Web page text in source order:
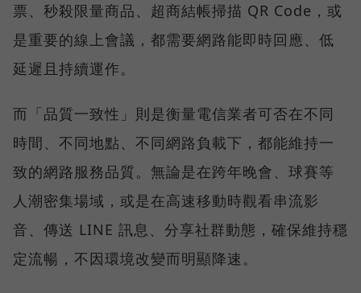
票、秒殺限量商品、超商結帳掃描 QR Code，或
是重要的線上會議，都需要網路能即時回應、低
延遲且持續運作。
而「品質一致性」則是衡量電信業者可否在不同
時間、不同地點、不同網路負載下，都能維持一
致的網路服務品質。無論是在跨年晚會、球賽等
人潮密集場域，或是在高速移動時觀看串流影
音、傳送 LINE 訊息、分享社群動態，確保維持穩
定流暢，不因環境改變而明顯降速。